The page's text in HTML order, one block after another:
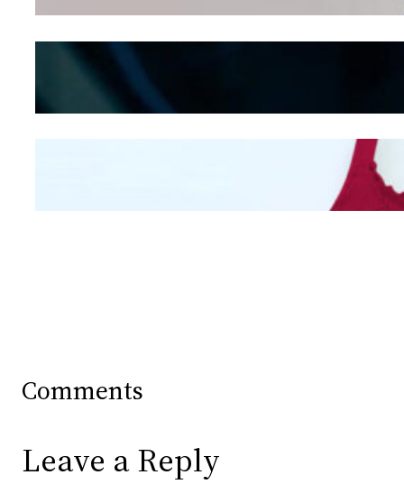
Kepribadian
Mengintip Kepribadian
Wanita Dari Warna Bra
Comments
Leave a Reply